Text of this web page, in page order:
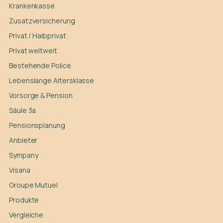
Krankenkasse
Zusatzversicherung
Privat / Halbprivat
Privat weltweit
Bestehende Police
Lebenslange Altersklasse
Vorsorge & Pension
Säule 3a
Pensionsplanung
Anbieter
Sympany
Visana
Groupe Mutuel
Produkte
Vergleiche